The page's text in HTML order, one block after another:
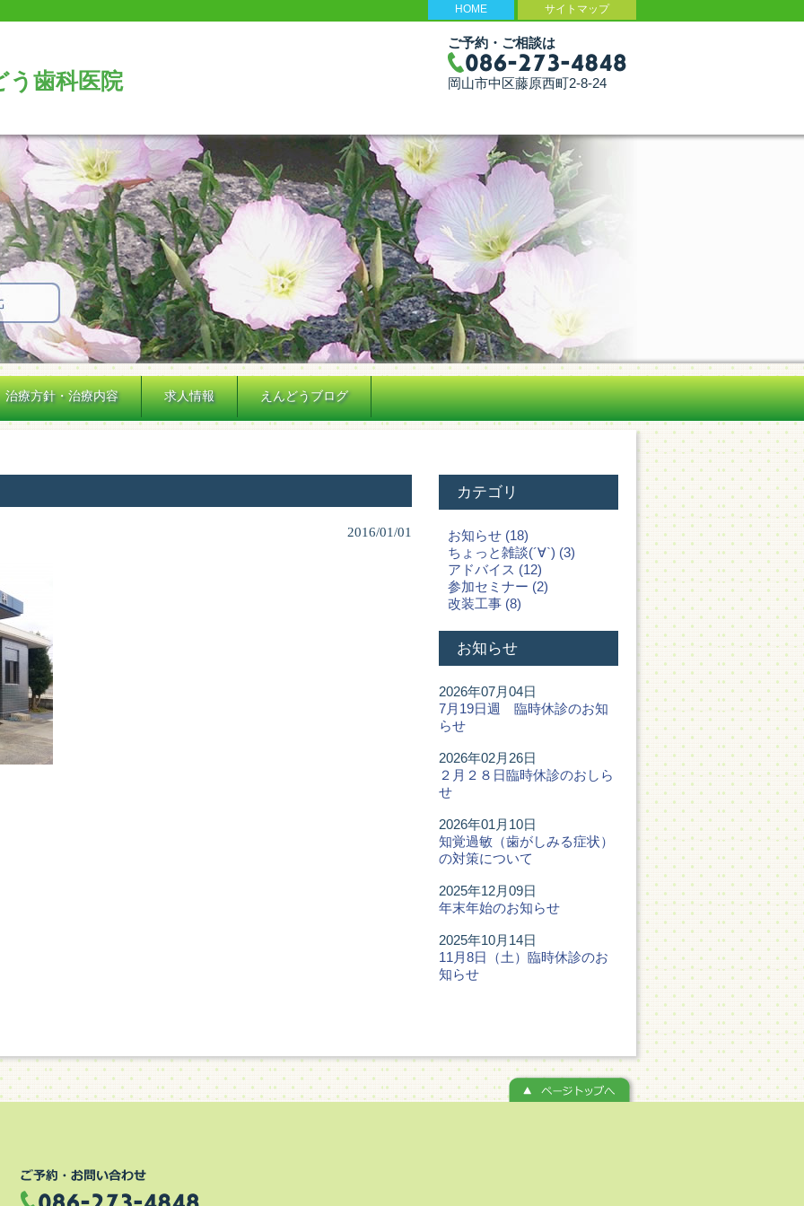
HOME サイトマップ
う歯科医院
ご予約・ご相談は
岡山市中区藤原西町2-8-24
治療方針・治療内容 求人情報 えんどうブログ
2016/01/01
カテゴリ
お知らせ (18)
ちょっと雑談(´∀`) (3)
アドバイス (12)
参加セミナー (2)
改装工事 (8)
お知らせ
2026年07月04日
7月19日週 臨時休診のお知
らせ
2026年02月26日
２月２８日臨時休診のおしら
せ
2026年01月10日
知覚過敏（歯がしみる症状）
の対策について
2025年12月09日
年末年始のお知らせ
2025年10月14日
11月8日（土）臨時休診のお
知らせ